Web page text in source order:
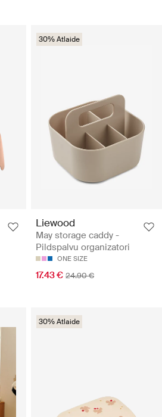
30% Atlaide
Liewood
May storage caddy -
Pildspalvu organizatori
ONE SIZE
17.43 € 24.90 €
30% Atlaide